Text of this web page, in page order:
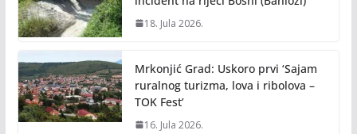
18. Jula 2026.
Mrkonjić Grad: Uskoro prvi ‘Sajam
ruralnog turizma, lova i ribolova –
TOK Fest’
16. Jula 2026.